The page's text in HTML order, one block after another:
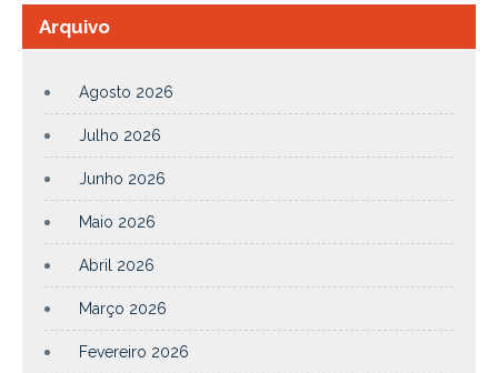
Arquivo
Agosto 2026
Julho 2026
Junho 2026
Maio 2026
Abril 2026
Março 2026
Fevereiro 2026